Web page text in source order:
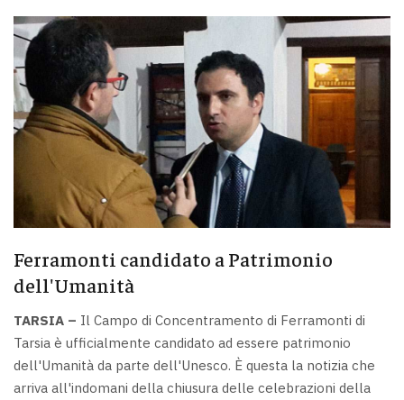
Ferramonti candidato a Patrimonio
dell'Umanità
TARSIA – Il Campo di Concentramento di Ferramonti di
Tarsia è ufficialmente candidato ad essere patrimonio
dell'Umanità da parte dell'Unesco. È questa la notizia che
arriva all'indomani della chiusura delle celebrazioni della